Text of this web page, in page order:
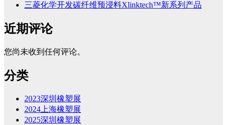
三菱化学开发碳纤维预浸料Xlinktech™新系列产品
近期评论
您尚未收到任何评论。
分类
2023深圳橡塑展
2024上海橡塑展
2025深圳橡塑展